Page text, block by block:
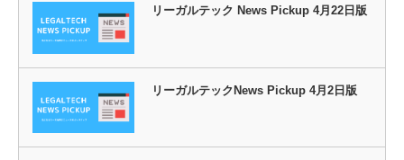
リーガルテック News Pickup 4月22日版
リーガルテックNews Pickup 4月2日版